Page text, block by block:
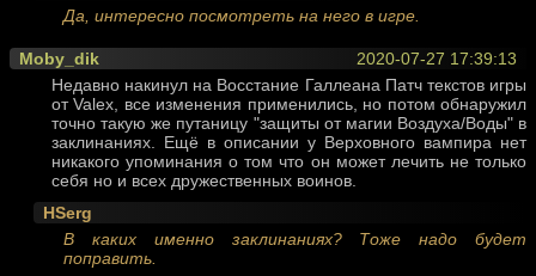
Да, интересно посмотреть на него в игре.
2020-07-27 17:39:13
Moby_dik
Недавно накинул на Восстание Галлеана Патч текстов игры
от Valex, все изменения применились, но потом обнаружил
точно такую же путаницу "защиты от магии Воздуха/Воды" в
заклинаниях. Ещё в описании у Верховного вампира нет
никакого упоминания о том что он может лечить не только
себя но и всех дружественных воинов.
HSerg
В каких именно заклинаниях? Тоже надо будет
поправить.